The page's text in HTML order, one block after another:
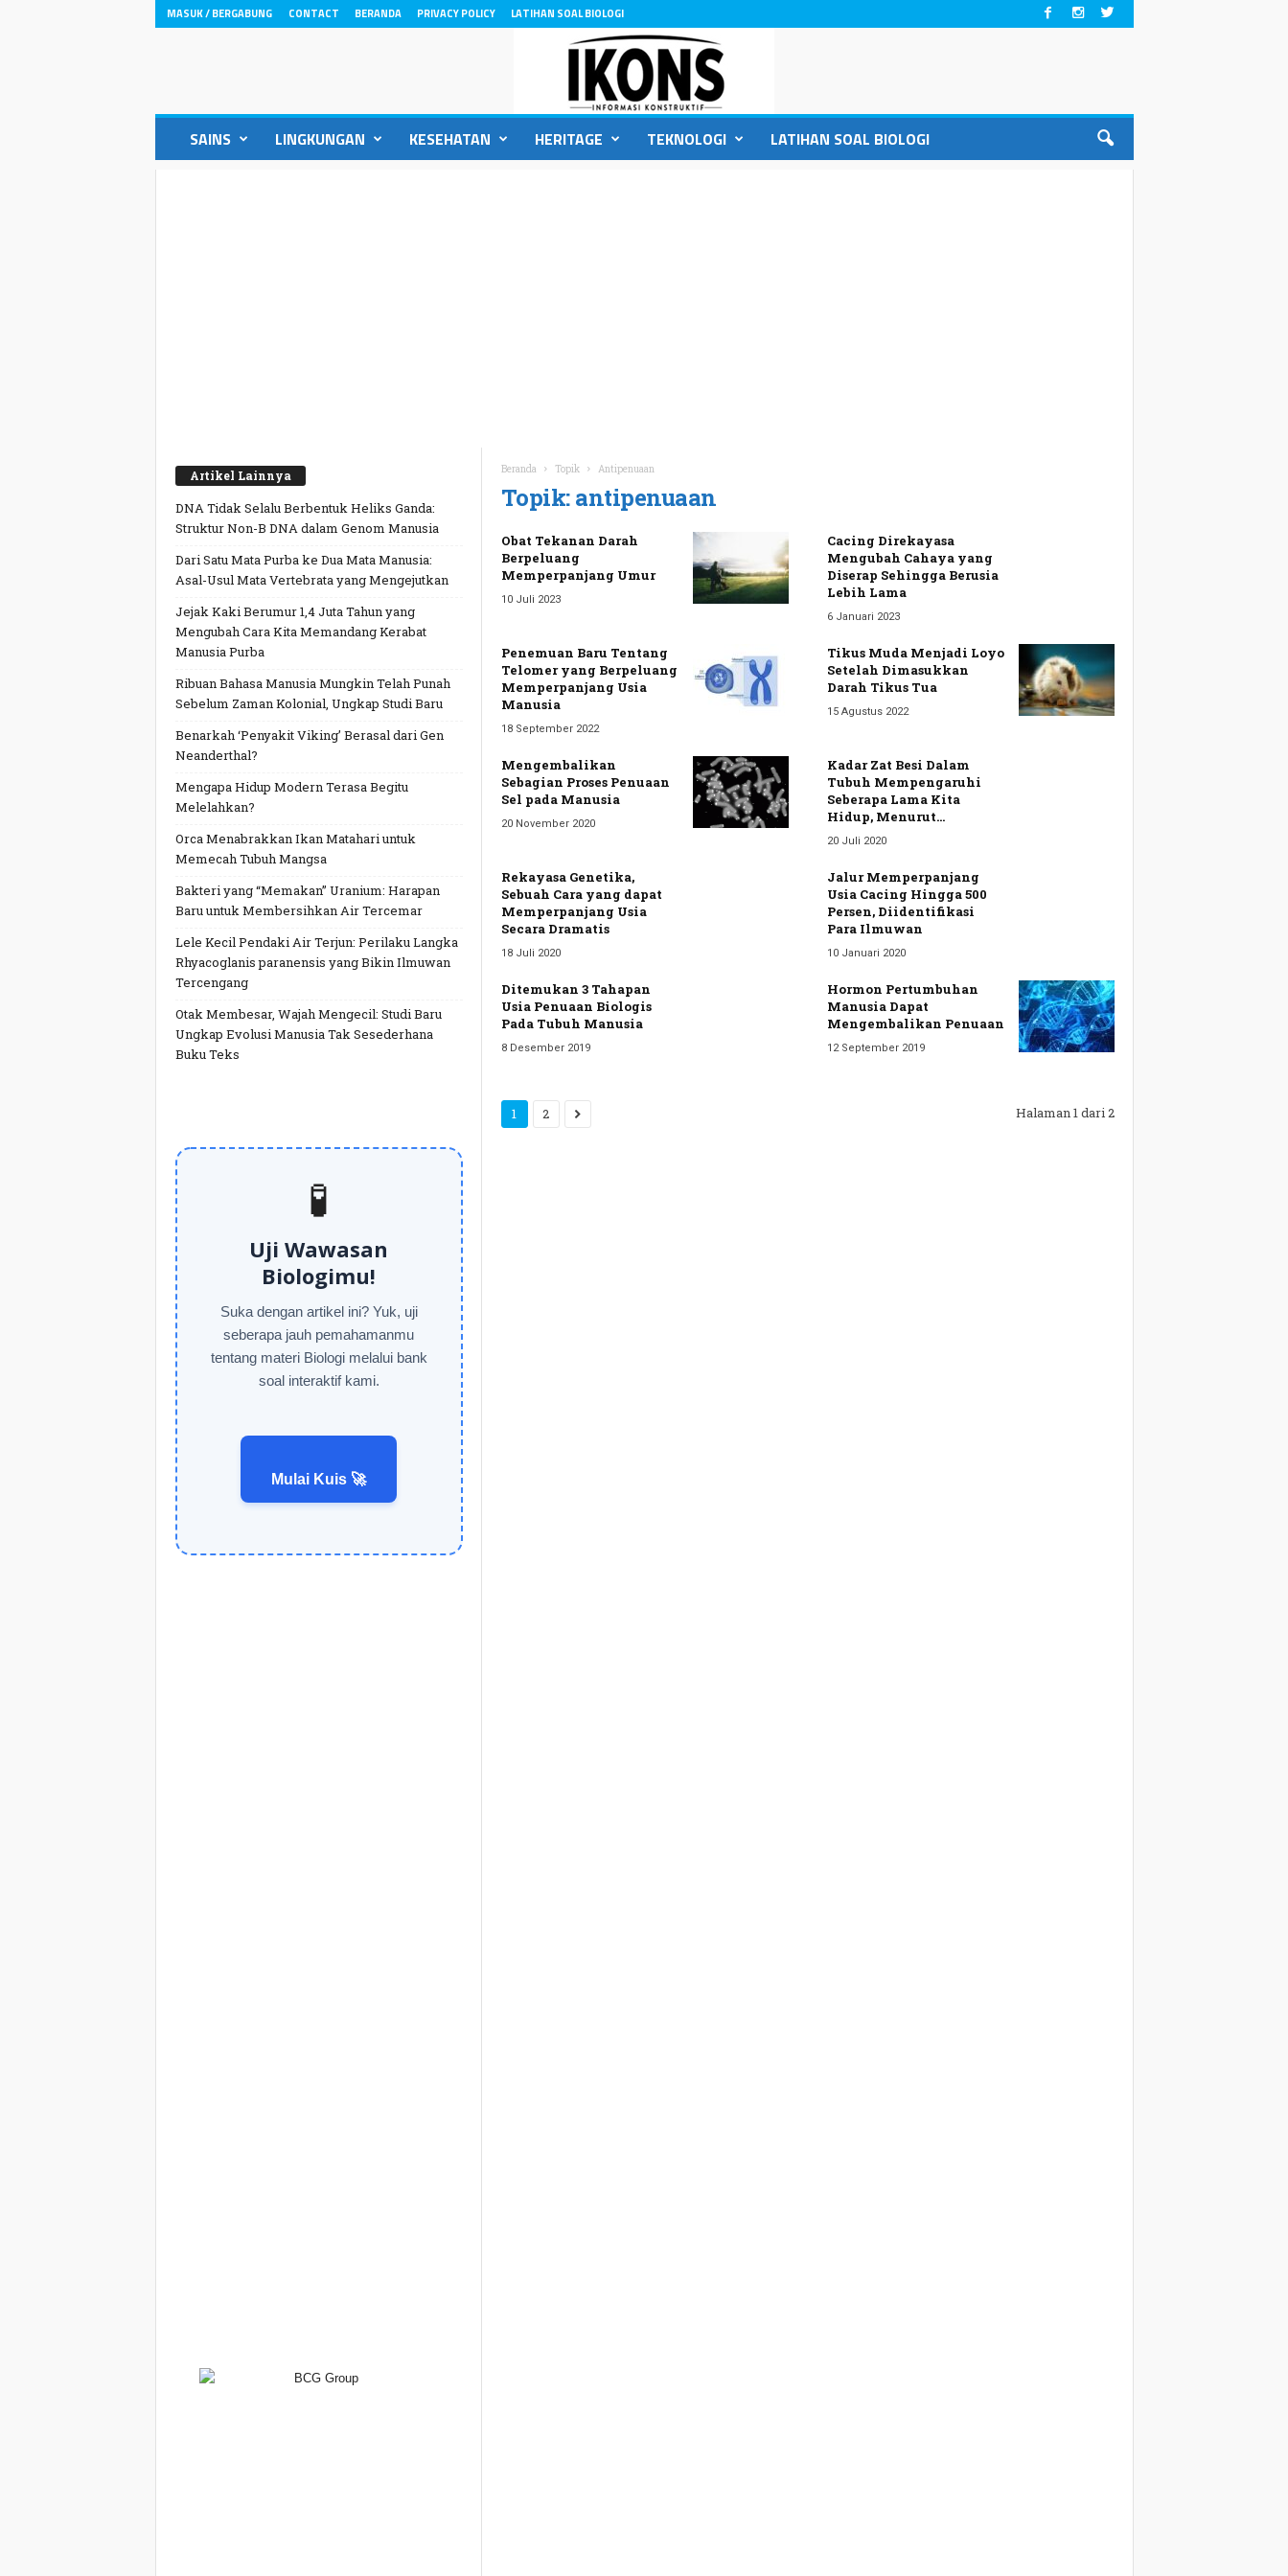
MASUK / BERGABUNG CONTACT BERANDA PRIVACY POLICY LATIHAN SOAL BIOLOGI
SAINS LINGKUNGAN KESEHATAN HERITAGE TEKNOLOGI LATIHAN SOAL BIOLOGI
Beranda Topik Antipenuaan
Topik: antipenuaan
Obat Tekanan Darah
Berpeluang
Memperpanjang Umur
10 Juli 2023
Cacing Direkayasa
Mengubah Cahaya yang
Diserap Sehingga Berusia
Lebih Lama
6 Januari 2023
Penemuan Baru Tentang
Telomer yang Berpeluang
Memperpanjang Usia
Manusia
18 September 2022
Tikus Muda Menjadi Loyo
Setelah Dimasukkan
Darah Tikus Tua
15 Agustus 2022
Mengembalikan
Sebagian Proses Penuaan
Sel pada Manusia
20 November 2020
Kadar Zat Besi Dalam
Tubuh Mempengaruhi
Seberapa Lama Kita
Hidup, Menurut...
20 Juli 2020
Rekayasa Genetika,
Sebuah Cara yang dapat
Memperpanjang Usia
Secara Dramatis
18 Juli 2020
Jalur Memperpanjang
Usia Cacing Hingga 500
Persen, Diidentifikasi
Para Ilmuwan
10 Januari 2020
Ditemukan 3 Tahapan
Usia Penuaan Biologis
Pada Tubuh Manusia
8 Desember 2019
Hormon Pertumbuhan
Manusia Dapat
Mengembalikan Penuaan
12 September 2019
1 2 Halaman 1 dari 2
Artikel Lainnya
DNA Tidak Selalu Berbentuk Heliks Ganda:
Struktur Non-B DNA dalam Genom Manusia
Dari Satu Mata Purba ke Dua Mata Manusia:
Asal-Usul Mata Vertebrata yang Mengejutkan
Jejak Kaki Berumur 1,4 Juta Tahun yang
Mengubah Cara Kita Memandang Kerabat
Manusia Purba
Ribuan Bahasa Manusia Mungkin Telah Punah
Sebelum Zaman Kolonial, Ungkap Studi Baru
Benarkah ‘Penyakit Viking’ Berasal dari Gen
Neanderthal?
Mengapa Hidup Modern Terasa Begitu
Melelahkan?
Orca Menabrakkan Ikan Matahari untuk
Memecah Tubuh Mangsa
Bakteri yang “Memakan” Uranium: Harapan
Baru untuk Membersihkan Air Tercemar
Lele Kecil Pendaki Air Terjun: Perilaku Langka
Rhyacoglanis paranensis yang Bikin Ilmuwan
Tercengang
Otak Membesar, Wajah Mengecil: Studi Baru
Ungkap Evolusi Manusia Tak Sesederhana
Buku Teks
🧪
Uji Wawasan
Biologimu!
Suka dengan artikel ini? Yuk, uji
seberapa jauh pemahamanmu
tentang materi Biologi melalui bank
soal interaktif kami.
Mulai Kuis 🚀